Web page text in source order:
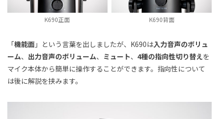
K690正面 K690背面
「機能面 」という言葉を出しましたが、K690は入力音声のボリュ
ーム、 出力音声のボリューム、 ミュート、 4種の指向性切り替えを
マイク本体から簡単に操作することができます。指向性について
は後に解説を挟みます。